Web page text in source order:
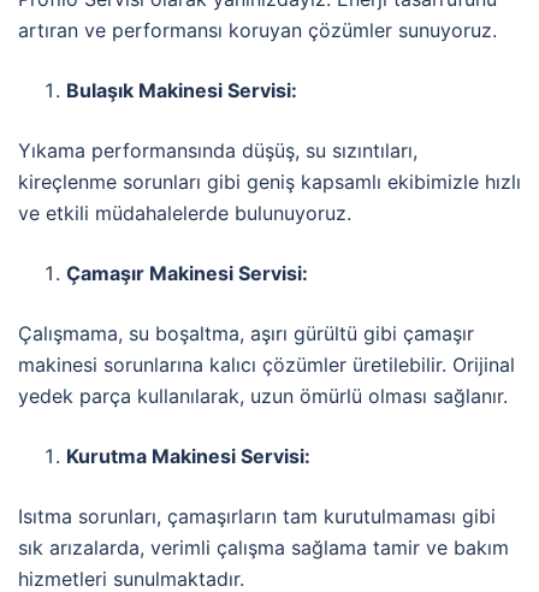
artıran ve performansı koruyan çözümler sunuyoruz.
Bulaşık Makinesi Servisi:
Yıkama performansında düşüş, su sızıntıları,
kireçlenme sorunları gibi geniş kapsamlı ekibimizle hızlı
ve etkili müdahalelerde bulunuyoruz.
Çamaşır Makinesi Servisi:
Çalışmama, su boşaltma, aşırı gürültü gibi çamaşır
makinesi sorunlarına kalıcı çözümler üretilebilir. Orijinal
yedek parça kullanılarak, uzun ömürlü olması sağlanır.
Kurutma Makinesi Servisi:
Isıtma sorunları, çamaşırların tam kurutulmaması gibi
sık arızalarda, verimli çalışma sağlama tamir ve bakım
hizmetleri sunulmaktadır.